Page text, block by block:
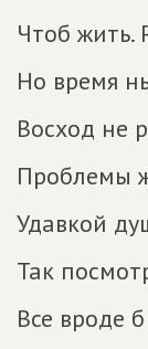
Чтоб жить.
Но время
Восход не
Проблемы
Удавкой
Так
Все вроде